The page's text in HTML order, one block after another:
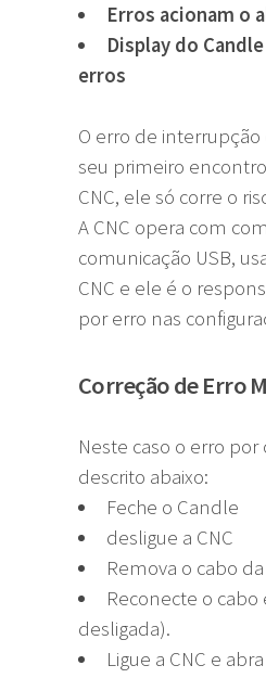
Erros acionam o
Display do
erros
O erro de
seu primeiro
CNC, ele só corre o
A CNC opera com
comunicação USB,
CNC e ele é o
por erro nas
Correção de Erro
Neste caso o erro
descrito abaixo:
Feche o Candle
desligue a CNC
Remova o cabo
Reconecte o
desligada).
Ligue a CNC e